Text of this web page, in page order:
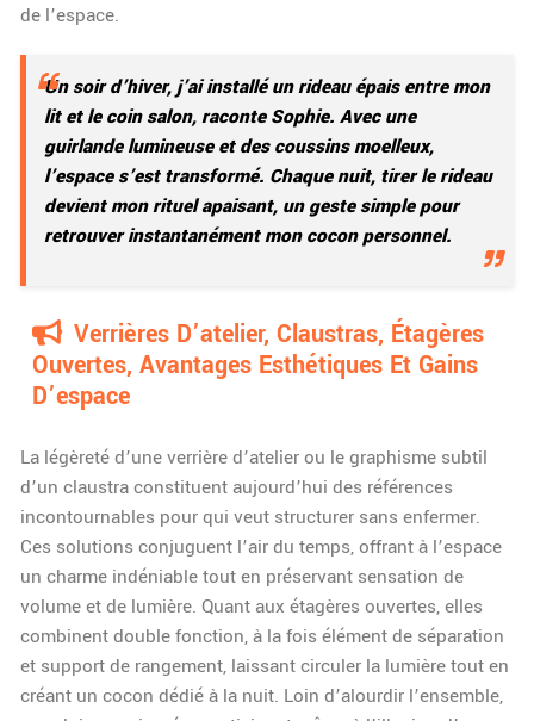
de l’espace.
Un soir d’hiver, j’ai installé un rideau épais entre mon
lit et le coin salon, raconte Sophie. Avec une
guirlande lumineuse et des coussins moelleux,
l’espace s’est transformé. Chaque nuit, tirer le rideau
devient mon rituel apaisant, un geste simple pour
retrouver instantanément mon cocon personnel.
Verrières D’atelier, Claustras, Étagères
Ouvertes, Avantages Esthétiques Et Gains
D’espace
La légèreté d’une verrière d’atelier ou le graphisme subtil
d’un claustra constituent aujourd’hui des références
incontournables pour qui veut structurer sans enfermer.
Ces solutions conjuguent l’air du temps, offrant à l’espace
un charme indéniable tout en préservant sensation de
volume et de lumière. Quant aux étagères ouvertes, elles
combinent double fonction, à la fois élément de séparation
et support de rangement, laissant circuler la lumière tout en
créant un cocon dédié à la nuit. Loin d’alourdir l’ensemble,